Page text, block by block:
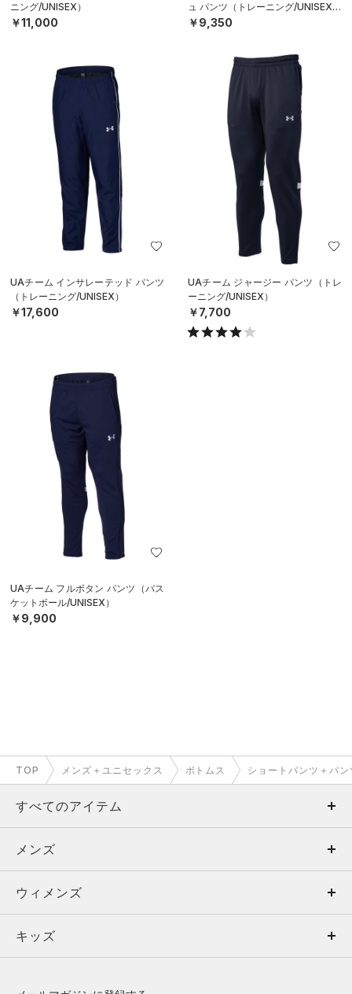
ニング/UNISEX）
￥11,000
ュ パンツ（トレーニング/UNISEX）
￥9,350
UAチーム インサレーテッド パンツ
（トレーニング/UNISEX）
￥17,600
UAチーム ジャージー パンツ（トレ
ーニング/UNISEX）
￥7,700
UAチーム フルボタン パンツ（バス
ケットボール/UNISEX）
￥9,900
TOP メンズ＋ユニセックス ボトムス ショートパンツ＋パ
すべてのアイテム
メンズ
ウィメンズ
キッズ
メンズ
トップス
ボトムス
ウィメンズ
トップス
キッズ